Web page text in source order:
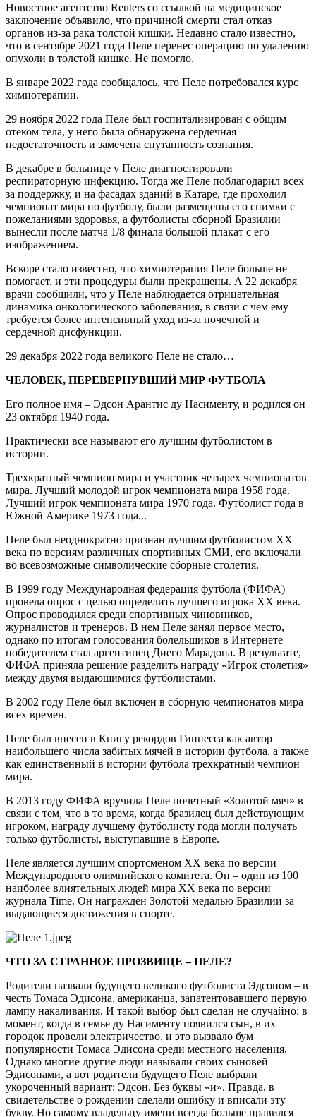
Новостное агентство Reuters со ссылкой на медицинское
заключение объявило, что причиной смерти стал отказ
органов из-за рака толстой кишки. Недавно стало известно,
что в сентябре 2021 года Пеле перенес операцию по удалению
опухоли в толстой кишке. Не помогло.
В январе 2022 года сообщалось, что Пеле потребовался курс
химиотерапии.
29 ноября 2022 года Пеле был госпитализирован с общим
отеком тела, у него была обнаружена сердечная
недостаточность и замечена спутанность сознания.
В декабре в больнице у Пеле диагностировали
респираторную инфекцию. Тогда же Пеле поблагодарил всех
за поддержку, и на фасадах зданий в Катаре, где проходил
чемпионат мира по футболу, были размещены его снимки с
пожеланиями здоровья, а футболисты сборной Бразилии
вынесли после матча 1/8 финала большой плакат с его
изображением.
Вскоре стало известно, что химиотерапия Пеле больше не
помогает, и эти процедуры были прекращены. А 22 декабря
врачи сообщили, что у Пеле наблюдается отрицательная
динамика онкологического заболевания, в связи с чем ему
требуется более интенсивный уход из-за почечной и
сердечной дисфункции.
29 декабря 2022 года великого Пеле не стало…
ЧЕЛОВЕК, ПЕРЕВЕРНУВШИЙ МИР ФУТБОЛА
Его полное имя – Эдсон Арантис ду Насименту, и родился он
23 октября 1940 года.
Практически все называют его лучшим футболистом в
истории.
Трехкратный чемпион мира и участник четырех чемпионатов
мира. Лучший молодой игрок чемпионата мира 1958 года.
Лучший игрок чемпионата мира 1970 года. Футболист года в
Южной Америке 1973 года...
Пеле был неоднократно признан лучшим футболистом ХХ
века по версиям различных спортивных СМИ, его включали
во всевозможные символические сборные столетия.
В 1999 году Международная федерация футбола (ФИФА)
провела опрос с целью определить лучшего игрока ХХ века.
Опрос проводился среди спортивных чиновников,
журналистов и тренеров. В нем Пеле занял первое место,
однако по итогам голосования болельщиков в Интернете
победителем стал аргентинец Диего Марадона. В результате,
ФИФА приняла решение разделить награду «Игрок столетия»
между двумя выдающимися футболистами.
В 2002 году Пеле был включен в сборную чемпионатов мира
всех времен.
Пеле был внесен в Книгу рекордов Гиннесса как автор
наибольшего числа забитых мячей в истории футбола, а также
как единственный в истории футбола трехкратный чемпион
мира.
В 2013 году ФИФА вручила Пеле почетный «Золотой мяч» в
связи с тем, что в то время, когда бразилец был действующим
игроком, награду лучшему футболисту года могли получать
только футболисты, выступавшие в Европе.
Пеле является лучшим спортсменом XX века по версии
Международного олимпийского комитета. Он – один из 100
наиболее влиятельных людей мира ХХ века по версии
журнала Time. Он награжден Золотой медалью Бразилии за
выдающиеся достижения в спорте.
ЧТО ЗА СТРАННОЕ ПРОЗВИЩЕ – ПЕЛЕ?
Родители назвали будущего великого футболиста Эдсоном – в
честь Томаса Эдисона, американца, запатентовавшего первую
лампу накаливания. И такой выбор был сделан не случайно: в
момент, когда в семье ду Насименту появился сын, в их
городок провели электричество, и это вызвало бум
популярности Томаса Эдисона среди местного населения.
Однако многие другие люди называли своих сыновей
Эдисонами, а вот родители будущего Пеле выбрали
укороченный вариант: Эдсон. Без буквы «и». Правда, в
свидетельстве о рождении сделали ошибку и вписали эту
букву. Но самому владельцу имени всегда больше нравился